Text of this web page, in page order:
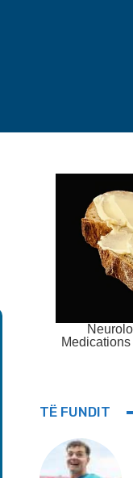
TË FUNDIT